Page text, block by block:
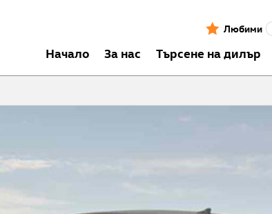
Любими
Началo За нас Търсене на дилър